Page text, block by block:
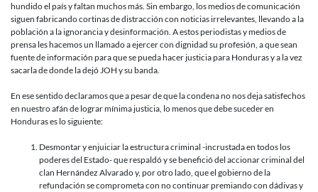
hundido el país y faltan muchos más. Sin embargo, los medios de comunicación
siguen fabricando cortinas de distracción con noticias irrelevantes, llevando a la
población a la ignorancia y desinformación. A estos periodistas y medios de
prensa les hacemos un llamado a ejercer con dignidad su profesión, a que sean
fuente de información para que se pueda hacer justicia para Honduras y a la vez
sacarla de donde la dejó JOH y su banda.
En ese sentido declaramos que a pesar de que la condena no nos deja satisfechos
en nuestro afán de lograr mínima justicia, lo menos que debe suceder en
Honduras es lo siguiente:
Desmontar y enjuiciar la estructura criminal -incrustada en todos los
poderes del Estado- que respaldó y se benefició del accionar criminal del
clan Hernández Alvarado y, por otro lado, que el gobierno de la
refundación se comprometa con no continuar premiando con dádivas y